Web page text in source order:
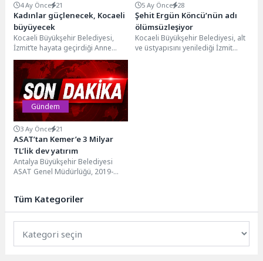
4 Ay Önce 21
Kadınlar güçlenecek, Kocaeli
büyüyecek
Kocaeli Büyükşehir Belediyesi,
İzmit’te hayata geçirdiği Anne
Şehir Merkezi Lotus’u 1 Nisan
Çarşamba günü itibarıyla...
5 Ay Önce 28
Şehit Ergün Köncü’nün adı
ölümsüzleşiyor
Kocaeli Büyükşehir Belediyesi, alt
ve üstyapısını yenilediği İzmit
Gündem
3 Ay Önce 21
ASAT’tan Kemer’e 3 Milyar
TL’lik dev yatırım
Antalya Büyükşehir Belediyesi
ASAT Genel Müdürlüğü, 2019-
Tüm Kategoriler